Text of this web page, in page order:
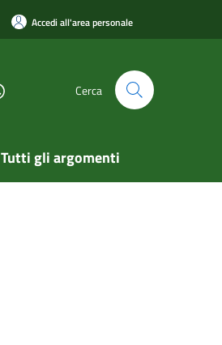
Accedi all'area personale
Cerca
Tutti gli argomenti